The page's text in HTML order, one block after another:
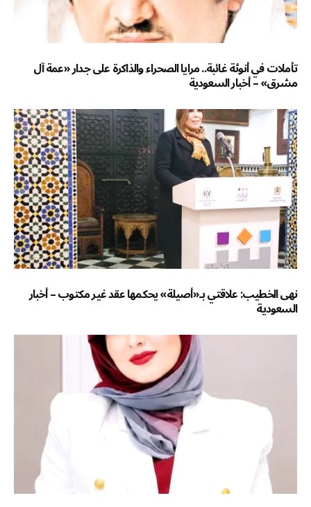
تأملات في أنوثة غائبة.. مرايا الصحراء والذاكرة على جدار «عمة آل
مشرق» – أخبار السعودية
نهى الخطيب: علاقتي بـ«أصيلة» يحكمها عقد غير مكتوب – أخبار
السعودية